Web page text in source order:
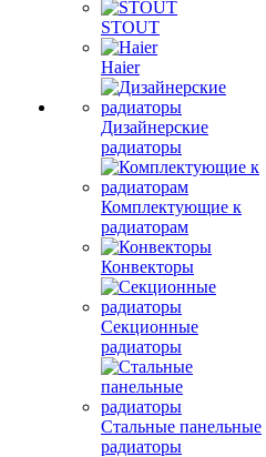
STOUT
Haier
Дизайнерские
радиаторы
Комплектующие к
радиаторам
Конвекторы
Секционные
радиаторы
Стальные панельные
радиаторы